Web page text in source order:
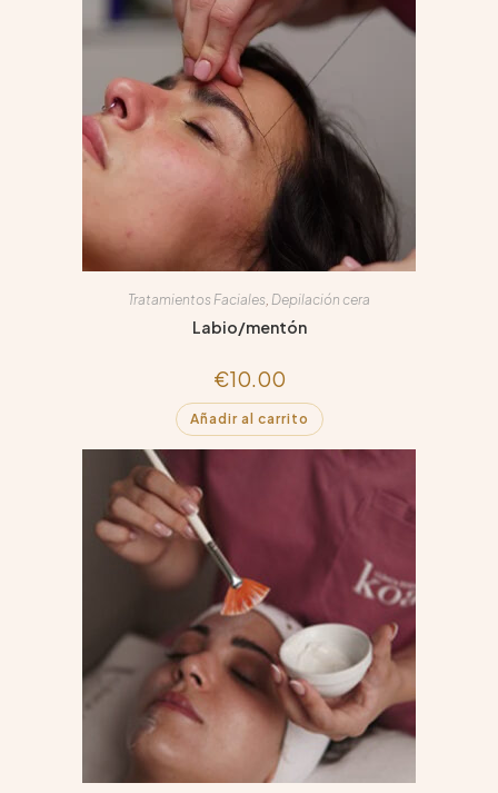
Tratamientos Faciales Depilación cera
Labio/mentón
€10.00
Añadir al carrito